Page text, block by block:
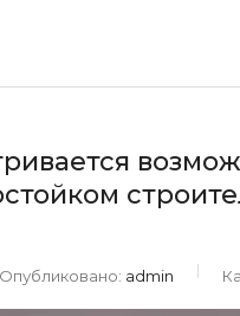
Опубликовано: admin